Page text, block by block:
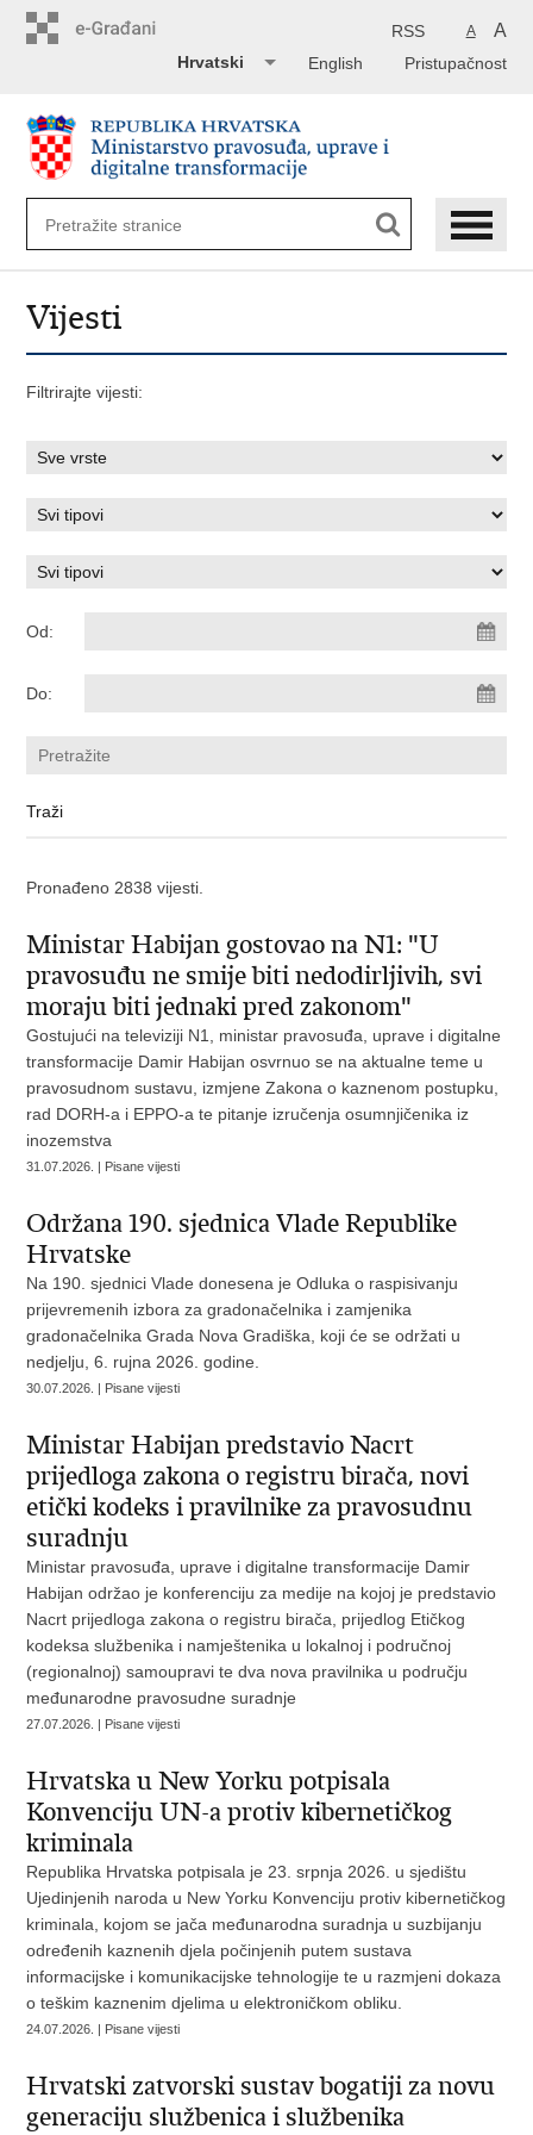
A A
RSS
Pristupačnost
English
Hrvatski
Vijesti
Filtrirajte vijesti:
Od:
Do:
Pronađeno 2838 vijesti.
Ministar Habijan gostovao na N1: "U
pravosuđu ne smije biti nedodirljivih, svi
moraju biti jednaki pred zakonom"
Gostujući na televiziji N1, ministar pravosuđa, uprave i digitalne
transformacije Damir Habijan osvrnuo se na aktualne teme u
pravosudnom sustavu, izmjene Zakona o kaznenom postupku,
rad DORH-a i EPPO-a te pitanje izručenja osumnjičenika iz
inozemstva
31.07.2026. | Pisane vijesti
Održana 190. sjednica Vlade Republike
Hrvatske
Na 190. sjednici Vlade donesena je Odluka o raspisivanju
prijevremenih izbora za gradonačelnika i zamjenika
gradonačelnika Grada Nova Gradiška, koji će se održati u
nedjelju, 6. rujna 2026. godine.
30.07.2026. | Pisane vijesti
Ministar Habijan predstavio Nacrt
prijedloga zakona o registru birača, novi
etički kodeks i pravilnike za pravosudnu
suradnju
Ministar pravosuđa, uprave i digitalne transformacije Damir
Habijan održao je konferenciju za medije na kojoj je predstavio
Nacrt prijedloga zakona o registru birača, prijedlog Etičkog
kodeksa službenika i namještenika u lokalnoj i područnoj
(regionalnoj) samoupravi te dva nova pravilnika u području
međunarodne pravosudne suradnje
27.07.2026. | Pisane vijesti
Hrvatska u New Yorku potpisala
Konvenciju UN-a protiv kibernetičkog
kriminala
Republika Hrvatska potpisala je 23. srpnja 2026. u sjedištu
Ujedinjenih naroda u New Yorku Konvenciju protiv kibernetičkog
kriminala, kojom se jača međunarodna suradnja u suzbijanju
određenih kaznenih djela počinjenih putem sustava
informacijske i komunikacijske tehnologije te u razmjeni dokaza
o teškim kaznenim djelima u elektroničkom obliku.
24.07.2026. | Pisane vijesti
Hrvatski zatvorski sustav bogatiji za novu
generaciju službenica i službenika